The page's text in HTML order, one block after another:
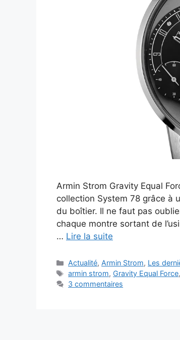
Armin Strom Gravity Equal
collection System 78 grâce à
du boîtier. Il ne faut pas
chaque montre sortant de
… Lire la suite
Catégories
Actualité, Armin Strom, Les
Étiquettes
armin strom, Gravity Equal Force,
3 commentaires